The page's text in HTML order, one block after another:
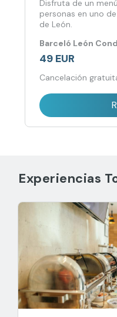
Disfruta de un
personas en uno
de León.
Barceló León
49 EUR
Cancelación
Experiencias